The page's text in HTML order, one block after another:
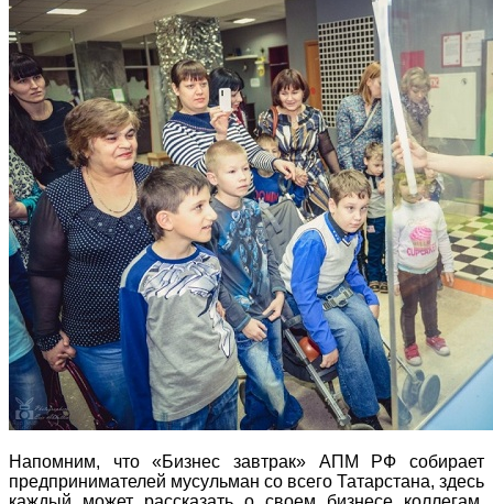
Напомним, что «Бизнес завтрак» АПМ РФ собирает
предпринимателей мусульман со всего Татарстана, здесь